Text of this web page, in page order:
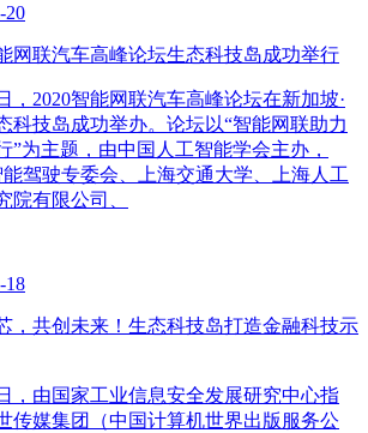
20
网联汽车高峰论坛生态科技岛成功举行
，2020智能网联汽车高峰论坛在新加坡·
科技岛成功举办。论坛以“智能网联助力
”为主题，由中国人工智能学会主办，
驾驶专委会、上海交通大学、上海人工
院有限公司、
18
，共创未来！生态科技岛打造金融科技示
，由国家工业信息安全发展研究中心指
传媒集团（中国计算机世界出版服务公